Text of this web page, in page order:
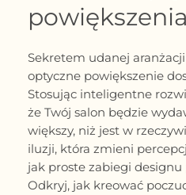
powiększenia
Sekretem udanej
optyczne powiększenie
Stosując inteligentne
że Twój salon będzie
większy, niż jest w
iluzji, która zmieni
jak proste zabiegi designu
Odkryj, jak kreować